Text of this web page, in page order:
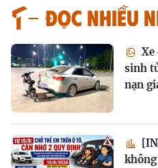
Đọc nhiều
Xe
sinh
nạn
không